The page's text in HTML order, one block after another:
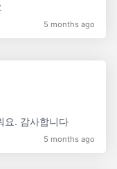
5 months ago
요. 감사합니다
5 months ago